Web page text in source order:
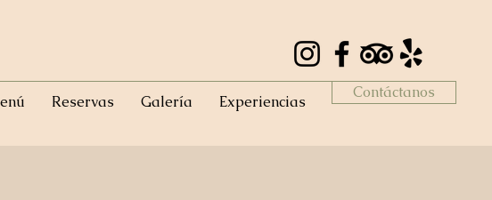
Reservas Galería Experiencias
Contáctanos